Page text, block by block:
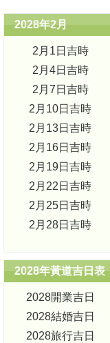
2028年2月
2月1日吉時
2月4日吉時
2月7日吉時
2月10日吉時
2月13日吉時
2月16日吉時
2月19日吉時
2月22日吉時
2月25日吉時
2月28日吉時
2028年黃道吉日表
2028開業吉日
2028結婚吉日
2028旅行吉日